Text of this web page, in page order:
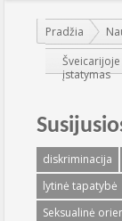
Jūs esate čia:
Pradžia
įstatymas
diskriminacija
lytinė tapatybė
Seksualinė